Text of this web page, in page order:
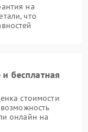
на
что
бесплатная
стоимости
онлайн на